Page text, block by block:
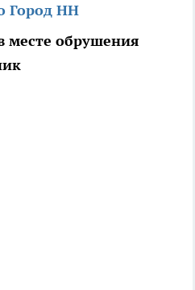
Город НН
месте обрушения